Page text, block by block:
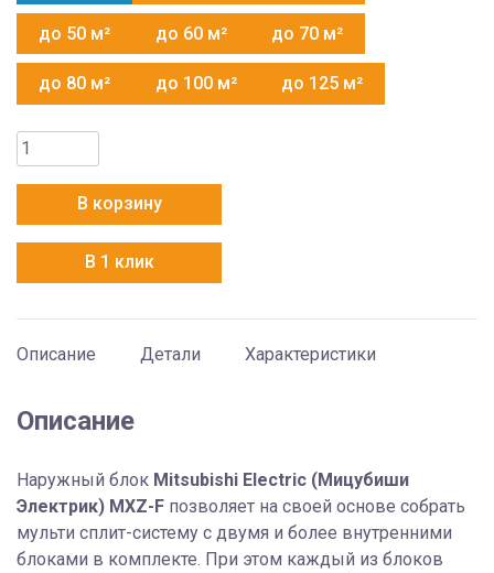
до 50 м² до 60 м² до 70 м²
до 80 м² до 100 м² до 125 м²
Количество
товара
Mitsubishi
Electric
MXZ-
В корзину
В 1 клик
Описание Детали Характеристики
Описание
Наружный блок Mitsubishi Electric (Мицубиши
Электрик) MXZ-F позволяет на своей основе собрать
мульти сплит-систему с двумя и более внутренними
блоками в комплекте. При этом каждый из блоков